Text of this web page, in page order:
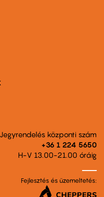
Jegyrendelés központi szám
+36 1 224 5650
H-V 13.00-21.00 óráig
Fejlesztés és üzemeltetés: